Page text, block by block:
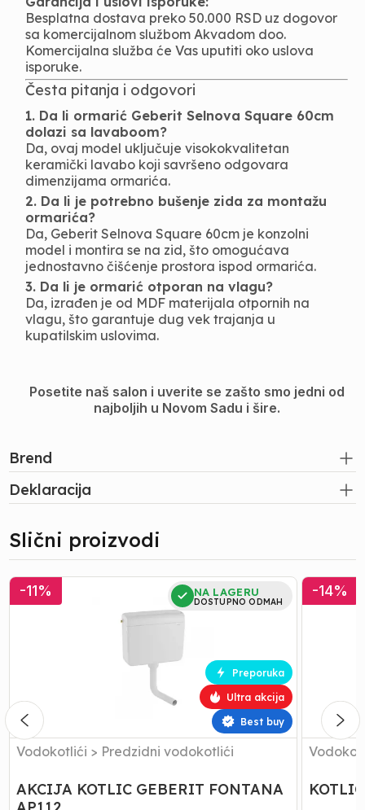
Besplatna dostava preko 50.000 RSD uz dogovor
sa komercijalnom službom Akvadom doo.
Komercijalna služba će Vas uputiti oko uslova
isporuke.
Česta pitanja i odgovori
1. Da li ormarić Geberit Selnova Square 60cm
dolazi sa lavaboom?
Da, ovaj model uključuje visokokvalitetan
keramički lavabo koji savršeno odgovara
dimenzijama ormarića.
2. Da li je potrebno bušenje zida za montažu
ormarića?
Da, Geberit Selnova Square 60cm je konzolni
model i montira se na zid, što omogućava
jednostavno čišćenje prostora ispod ormarića.
3. Da li je ormarić otporan na vlagu?
Da, izrađen je od MDF materijala otpornih na
vlagu, što garantuje dug vek trajanja u
kupatilskim uslovima.
Posetite naš salon i uverite se zašto smo jedni od
najboljih u Novom Sadu i šire.
Brend
Deklaracija
Slični proizvodi
AKCIJA
KOTLIC
-11%
Preporuka
Ultra akcija
Best buy
NA LAGERU
DOSTUPNO ODMAH
Vodokotlići > Predzidni vodokotlići
AKCIJA KOTLIC GEBERIT FONTANA
KOTLIC
GEBERIT
-14%